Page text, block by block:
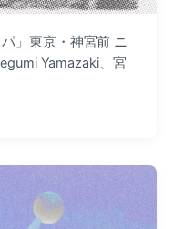
」東京・神宮前 ニ
Yamazaki、宮